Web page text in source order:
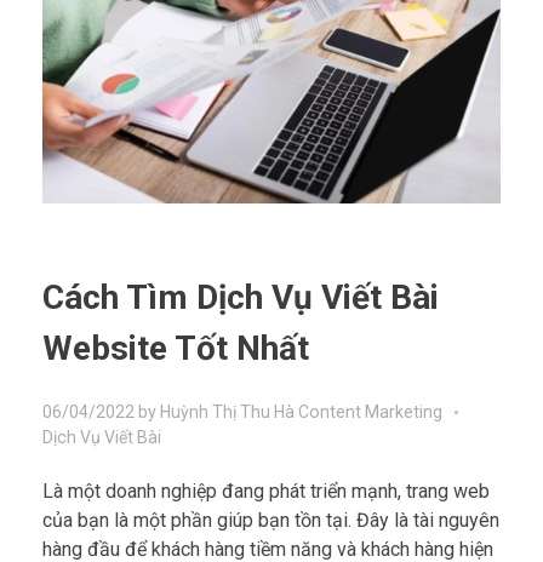
Cách Tìm Dịch Vụ Viết Bài
Website Tốt Nhất
06/04/2022 by Huỳnh Thị Thu Hà Content Marketing
Dịch Vụ Viết Bài
Là một doanh nghiệp đang phát triển mạnh, trang web
của bạn là một phần giúp bạn tồn tại. Đây là tài nguyên
hàng đầu để khách hàng tiềm năng và khách hàng hiện